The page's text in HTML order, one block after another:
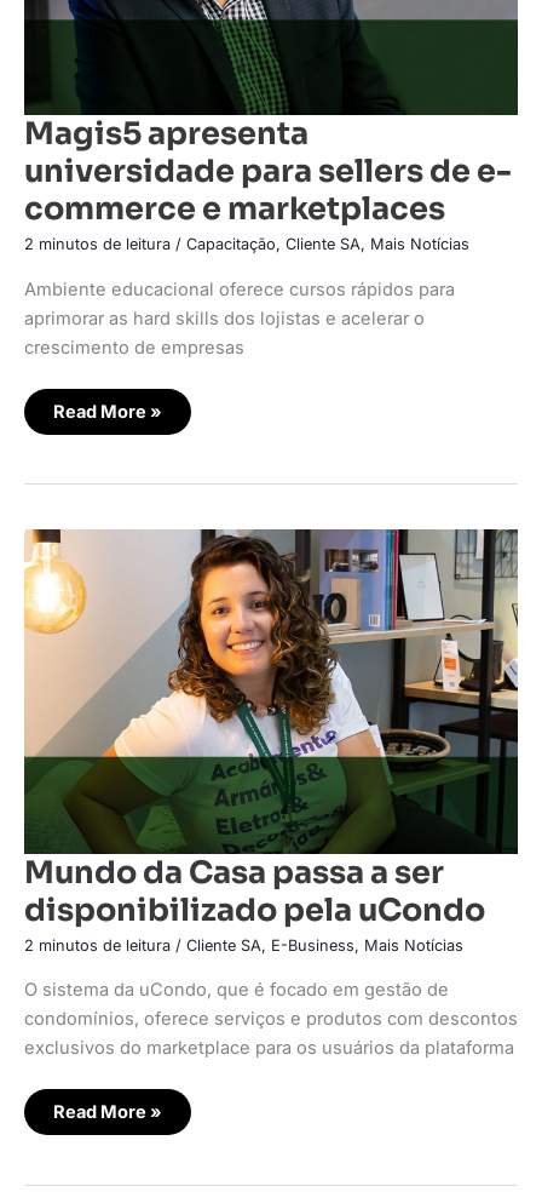
Magis5 apresenta
universidade para sellers de e-
commerce e marketplaces
2 minutos de leitura / Capacitação, Cliente SA, Mais Notícias
Ambiente educacional oferece cursos rápidos para
aprimorar as hard skills dos lojistas e acelerar o
crescimento de empresas
Read More »
Mundo da Casa passa a ser
disponibilizado pela uCondo
2 minutos de leitura / Cliente SA, E-Business, Mais Notícias
O sistema da uCondo, que é focado em gestão de
condomínios, oferece serviços e produtos com descontos
exclusivos do marketplace para os usuários da plataforma
Mundo
da
Casa
passa
a
ser
disponibilizado
uCondo
Read More »